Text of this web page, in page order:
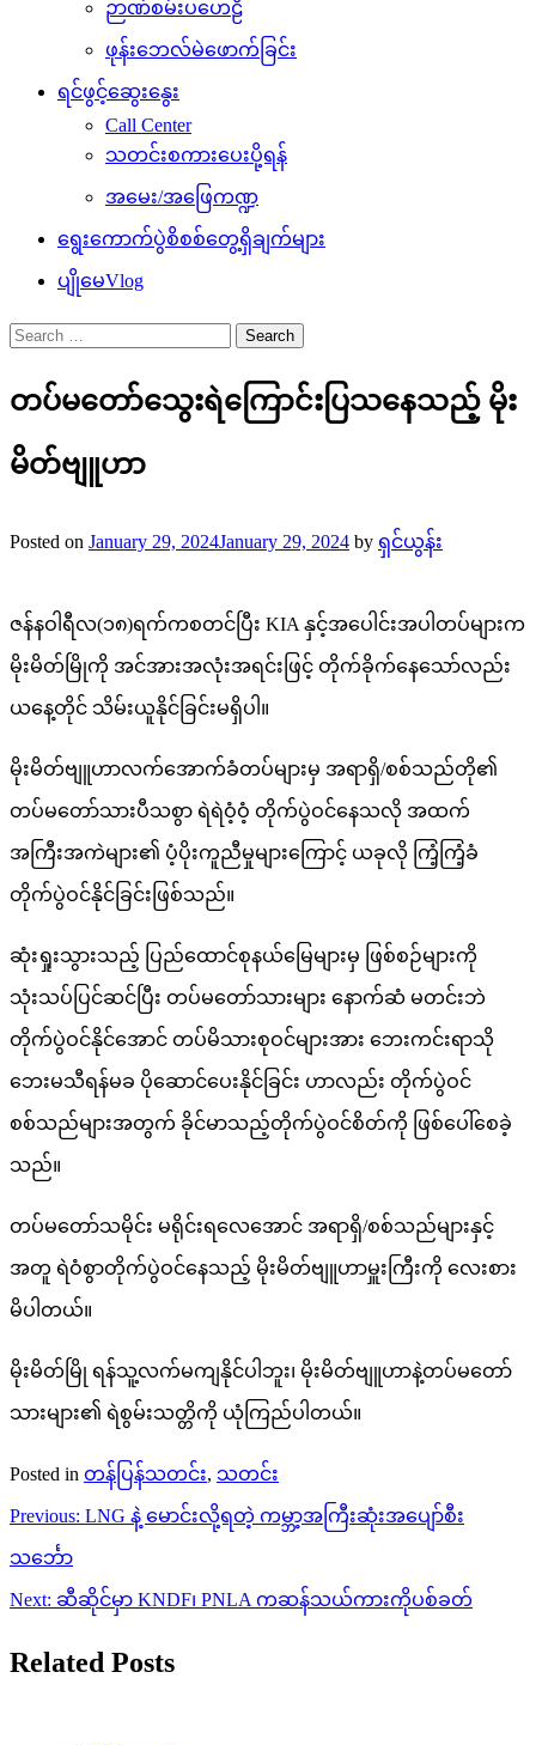
ဉာဏ်စမ်းပဟေဠိ
ဖုန်းဘေလ်မဲဖောက်ခြင်း
ရင်ဖွင့်ဆွေးနွေး
Call Center
သတင်းစကားပေးပို့ရန်
အမေး/အဖြေကဏ္ဍ
ရွေးကောက်ပွဲစိစစ်တွေ့ရှိချက်များ
ပျိုမေVlog
Search
for:
တပ်မတော်သွေးရဲကြောင်းပြသနေသည့် မိုး
မိတ်ဗျူဟာ
Posted on January 29, 2024January 29, 2024 by ရှင်ယွန်း
ဇန်နဝါရီလ(၁၈)ရက်ကစတင်ပြီး KIA နှင့်အပေါင်းအပါတပ်များက
မိုးမိတ်မြိုကို အင်အားအလုံးအရင်းဖြင့် တိုက်ခိုက်နေသော်လည်း
ယနေ့တိုင် သိမ်းယူနိုင်ခြင်းမရှိပါ။
မိုးမိတ်ဗျူဟာလက်အောက်ခံတပ်များမှ အရာရှိ/စစ်သည်တို၏
တပ်မတော်သားပီသစွာ ရဲရဲဝံ့ဝံ့ တိုက်ပွဲဝင်နေသလို အထက်
အကြီးအကဲများ၏ ပံ့ပိုးကူညီမှုများကြောင့် ယခုလို ကြံ့ကြံ့ခံ
တိုက်ပွဲဝင်နိုင်ခြင်းဖြစ်သည်။
ဆုံးရှုးသွားသည့် ပြည်ထောင်စုနယ်မြေများမှ ဖြစ်စဉ်များကို
သုံးသပ်ပြင်ဆင်ပြီး တပ်မတော်သားများ နောက်ဆံ မတင်းဘဲ
တိုက်ပွဲဝင်နိုင်အောင် တပ်မိသားစုဝင်များအား ဘေးကင်းရာသို
ဘေးမသီရန်မခ ပိုဆောင်ပေးနိုင်ခြင်း ဟာလည်း တိုက်ပွဲဝင်
စစ်သည်များအတွက် ခိုင်မာသည့်တိုက်ပွဲဝင်စိတ်ကို ဖြစ်ပေါ်စေခဲ့
သည်။
တပ်မတော်သမိုင်း မရိုင်းရလေအောင် အရာရှိ/စစ်သည်များနှင့်
အတူ ရဲဝံစွာတိုက်ပွဲဝင်နေသည့် မိုးမိတ်ဗျူဟာမှူးကြီးကို လေးစား
မိပါတယ်။
မိုးမိတ်မြို ရန်သူ့လက်မကျနိုင်ပါဘူး၊ မိုးမိတ်ဗျူဟာနဲ့တပ်မတော်
သားများ၏ ရဲစွမ်းသတ္တိကို ယုံကြည်ပါတယ်။
Posted in တန်ပြန်သတင်း, သတင်း
Post
navigation
Previous: LNG နဲ့ မောင်းလို့ရတဲ့ ကမ္ဘာ့အကြီးဆုံးအပျော်စီး
သင်္ဘော
Next: ဆီဆိုင်မှာ KNDF၊ PNLA ကဆန်သယ်ကားကိုပစ်ခတ်
Related Posts